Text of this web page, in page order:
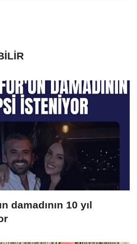
damadının 10 yıl